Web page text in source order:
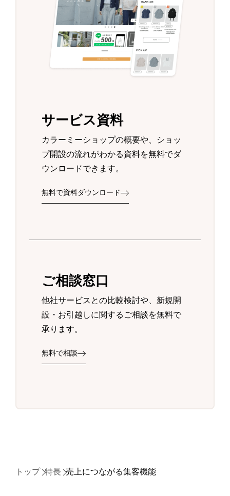
サービス資料
カラーミーショップの概要や、ショッ
プ開設の流れがわかる資料を無料でダ
ウンロードできます。
無料で資料ダウンロード
ご相談窓口
他社サービスとの比較検討や、新規開
設・お引越しに関するご相談を無料で
承ります。
無料で相談
トップ 特長 売上につながる集客機能